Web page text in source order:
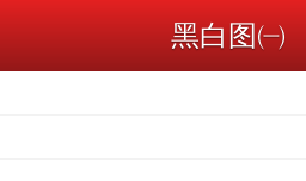
黑白图㈠